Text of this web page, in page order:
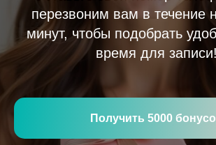
перезвоним вам в течение
минут, чтобы подобрать
время для записи!
Получить 5000